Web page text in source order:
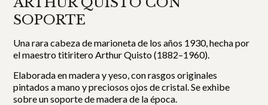
SOPORTE
Una rara cabeza de marioneta de los años 1930, hecha por
el maestro titiritero Arthur Quisto (1882–1960).
Elaborada en madera y yeso, con rasgos originales
pintados a mano y preciosos ojos de cristal. Se exhibe
sobre un soporte de madera de la época.